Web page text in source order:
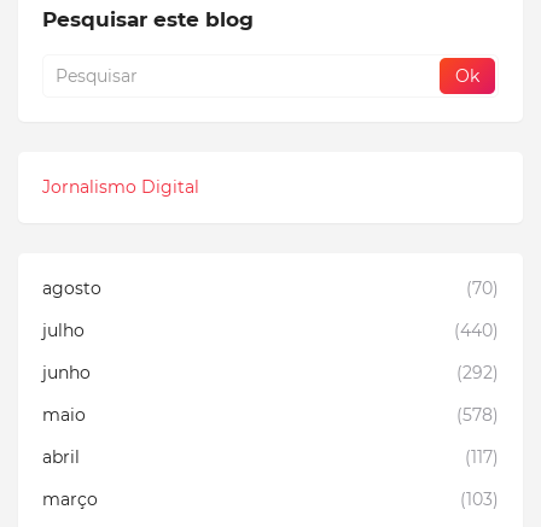
Pesquisar este blog
Jornalismo Digital
agosto
(70)
julho
(440)
junho
(292)
maio
(578)
abril
(117)
março
(103)